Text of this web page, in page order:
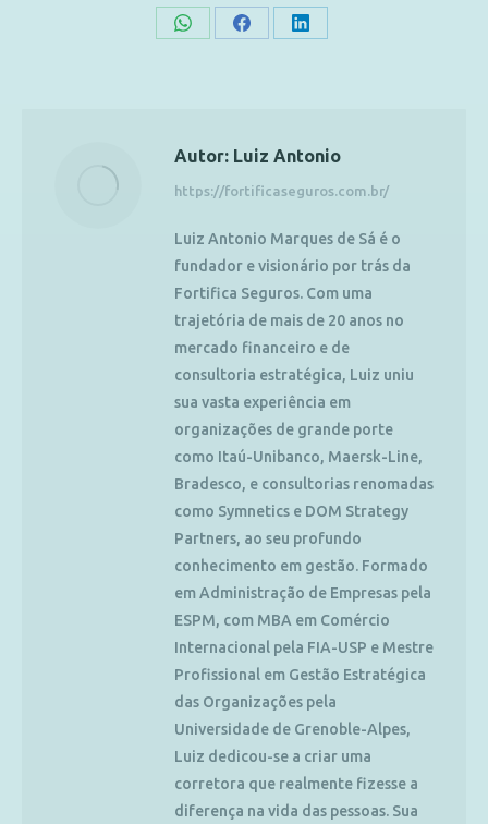
Autor: Luiz Antonio
https://fortificaseguros.com.br/
Luiz Antonio Marques de Sá é o
fundador e visionário por trás da
Fortifica Seguros. Com uma
trajetória de mais de 20 anos no
mercado financeiro e de
consultoria estratégica, Luiz uniu
sua vasta experiência em
organizações de grande porte
como Itaú-Unibanco, Maersk-Line,
Bradesco, e consultorias renomadas
como Symnetics e DOM Strategy
Partners, ao seu profundo
conhecimento em gestão. Formado
em Administração de Empresas pela
ESPM, com MBA em Comércio
Internacional pela FIA-USP e Mestre
Profissional em Gestão Estratégica
das Organizações pela
Universidade de Grenoble-Alpes,
Luiz dedicou-se a criar uma
corretora que realmente fizesse a
diferença na vida das pessoas. Sua